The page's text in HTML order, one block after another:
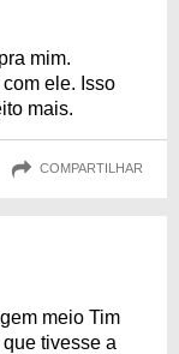
mim.
ele. Isso
mais.
COMPARTILHAR
meio Tim
tivesse a